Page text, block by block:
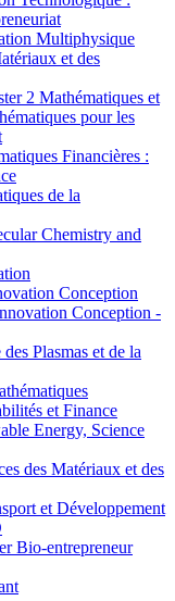
Multiphysique
et des
2 Mathématiques et
pour les
Financières :
de la
Chemistry and
Conception
Conception -
Plasmas et de la
et Finance
Energy, Science
des Matériaux et des
et Développement
Bio-entrepreneur